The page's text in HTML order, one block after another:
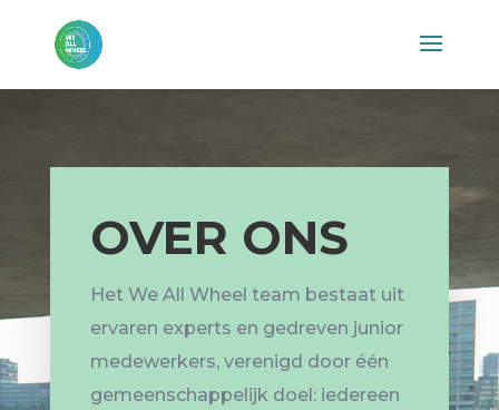
OVER ONS
Het We All Wheel team bestaat uit
ervaren experts en gedreven junior
medewerkers, verenigd door één
gemeenschappelijk doel: iedereen